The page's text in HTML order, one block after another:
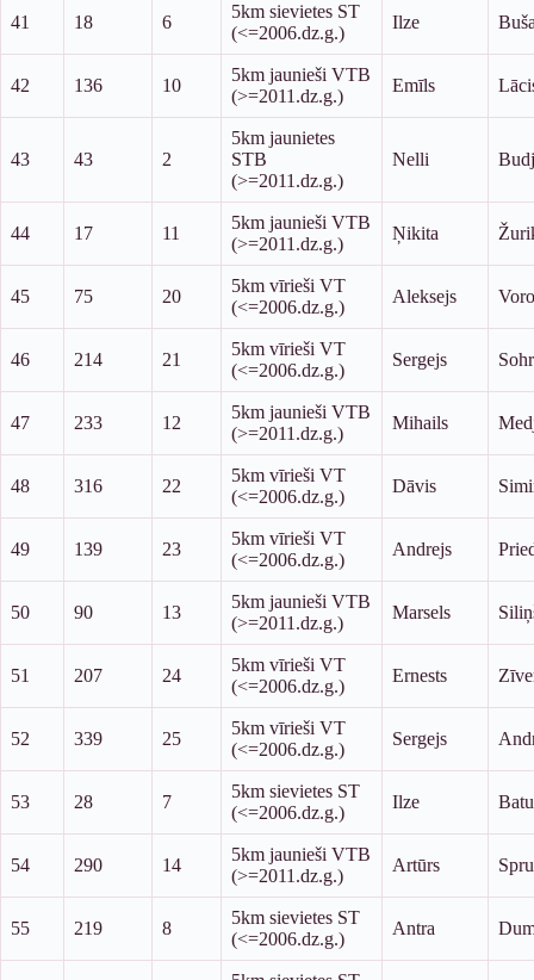
41 18 6
5km sievietes ST
(<=2006.dz.g.)
Ilze
42 136 10
5km jaunieši VTB
(>=2011.dz.g.)
Emīls
43 43 2
5km jaunietes
STB
(>=2011.dz.g.)
Nelli
44 17 11
5km jaunieši VTB
(>=2011.dz.g.)
Ņikita
45 75 20
5km vīrieši VT
(<=2006.dz.g.)
Aleksejs
46 214 21
5km vīrieši VT
(<=2006.dz.g.)
Sergejs
47 233 12
5km jaunieši VTB
(>=2011.dz.g.)
Mihails
48 316 22
5km vīrieši VT
(<=2006.dz.g.)
Dāvis
49 139 23
5km vīrieši VT
(<=2006.dz.g.)
Andrejs
50 90 13
5km jaunieši VTB
(>=2011.dz.g.)
Marsels
51 207 24
5km vīrieši VT
(<=2006.dz.g.)
Ernests
52 339 25
5km vīrieši VT
(<=2006.dz.g.)
Sergejs
53 28 7
5km sievietes ST
(<=2006.dz.g.)
Ilze
54 290 14
5km jaunieši VTB
(>=2011.dz.g.)
Artūrs
55 219 8
5km sievietes ST
(<=2006.dz.g.)
Antra